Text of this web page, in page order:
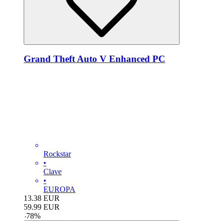
Grand Theft Auto V Enhanced PC
Rockstar
•
Clave
•
EUROPA
13.38 EUR
59.99 EUR
-78%